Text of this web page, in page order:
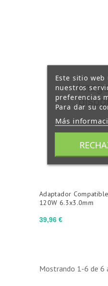
Precio
39,96 €
Adaptador
120W 6.3x3.0mm
Mostrando 1-6 de 6
Este sitio
nuestros
preferencias
Para dar su
Más